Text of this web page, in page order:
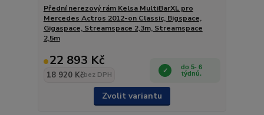
Přední nerezový rám Kelsa MultiBarXL pro
Mercedes Actros 2012-on Classic, Bigspace,
Gigaspace, Streamspace 2,3m, Streamspace
2,5m
22 893 Kč
18 920 Kčbez DPH
do 5- 6
týdnů.
Zvolit variantu